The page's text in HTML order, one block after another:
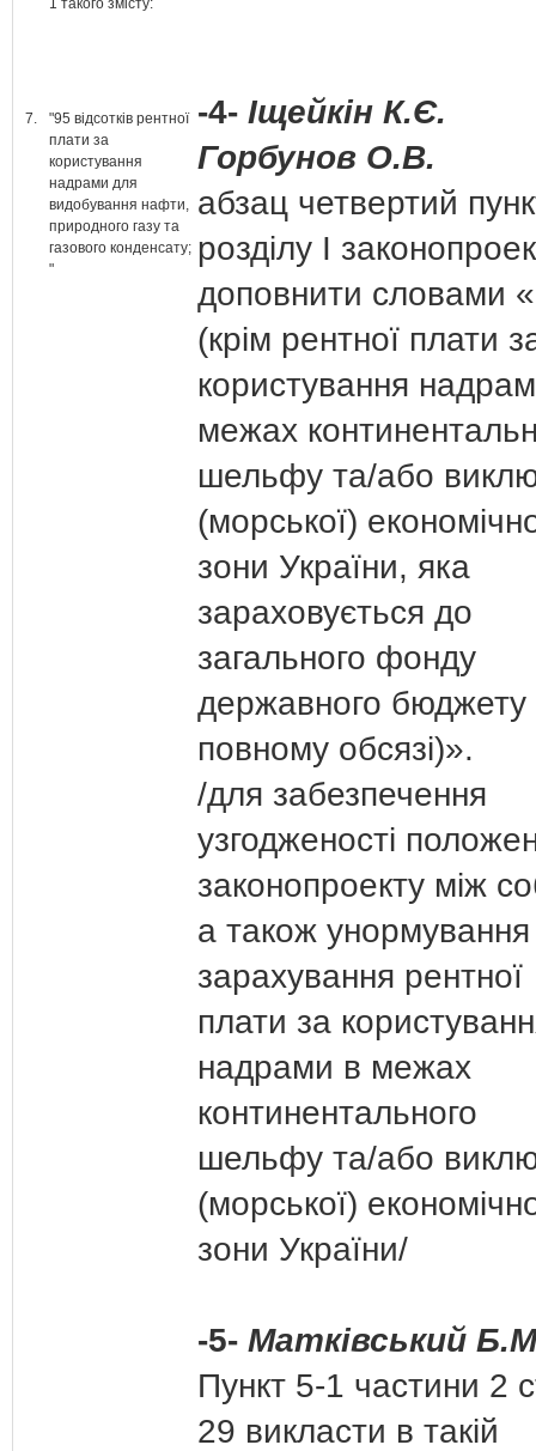
1 такого змісту:
7.
"95 відсотків рентної
плати за
користування
надрами для
видобування нафти,
природного газу та
газового конденсату;
"
-4- Іщейкін К.Є.
Горбунов О.В.
абзац четвертий
розділу І
доповнити словами «
(крім рентної плати
користування
межах
шельфу та/або
(морської)
зони України, яка
зараховується до
загального фонду
державного бюджету
повному обсязі)».
/для забезпечення
узгодженості
законопроекту між
а також унормування
зарахування рентної
плати за
надрами в межах
континентального
шельфу та/або
(морської)
зони України/
-5- Матківський
Пункт 5-1 частини 2
29 викласти в такій